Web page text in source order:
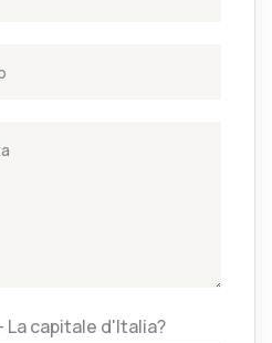
La capitale d'Italia?